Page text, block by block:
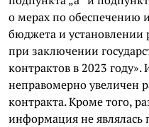
о мерах по обеспечению
бюджета и установлении
при заключении
контрактов в 2023
неправомерно увеличен
контракта. Кроме того,
информация не являлась